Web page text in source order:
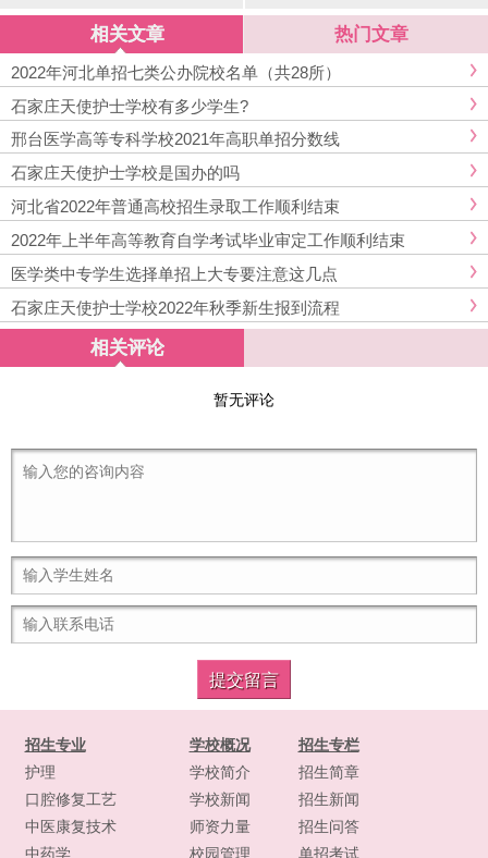
相关文章 热门文章
2022年河北单招七类公办院校名单（共28所）
石家庄天使护士学校有多少学生?
邢台医学高等专科学校2021年高职单招分数线
石家庄天使护士学校是国办的吗
河北省2022年普通高校招生录取工作顺利结束
2022年上半年高等教育自学考试毕业审定工作顺利结束
医学类中专学生选择单招上大专要注意这几点
石家庄天使护士学校2022年秋季新生报到流程
相关评论
暂无评论
招生专业
护理
口腔修复工艺
中医康复技术
中药学
学校概况
学校简介
学校新闻
师资力量
校园管理
招生专栏
招生简章
招生新闻
招生问答
单招考试